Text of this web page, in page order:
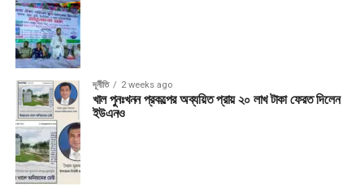
দূর্নীতি 2 weeks ago
খাল পুনঃখনন প্রকল্পের অব্যয়িত প্রায় ২০ লাখ টাকা ফেরত দিলেন
ইউএনও